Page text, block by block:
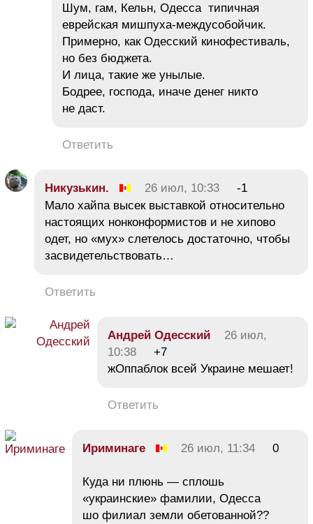
Шум, гам, Кельн, Одесса типичная
еврейская мишпуха-междусобойчик.
Примерно, как Одесский кинофестиваль,
но без бюджета.
И лица, такие же унылые.
Бодрее, господа, иначе денег никто
не даст.
Ответить
Никузькин. 26 июл, 10:33
-1
Мало хайпа высек выставкой относительно
настоящих нонконформистов и не хипово
одет, но «мух» слетелось достаточно, чтобы
засвидетельствовать…
Ответить
Андрей Одесский
26 июл,
10:38
+7
жОппаблок всей Украине мешает!
Ответить
Ириминаге 26 июл, 11:34 0
Куда ни плюнь — сплошь
«украинские» фамилии, Одесса
шо филиал земли обетованной??